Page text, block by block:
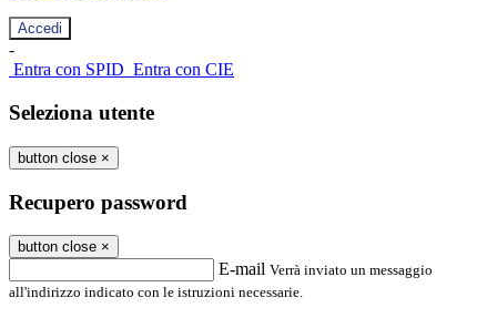
-
Entra con SPID Entra con CIE
Seleziona utente
button close ×
Recupero password
button close ×
E-mail Verrà inviato un messaggio
all'indirizzo indicato con le istruzioni necessarie.